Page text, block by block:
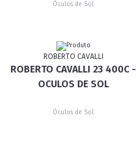
Óculos de Sol
ROBERTO CAVALLI
ROBERTO CAVALLI 23 400C -
OCULOS DE SOL
Óculos de Sol